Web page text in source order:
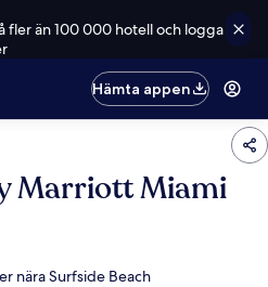
fler än 100 000 hotell och logga
Hämta appen
Marriott Miami
nära Surfside Beach